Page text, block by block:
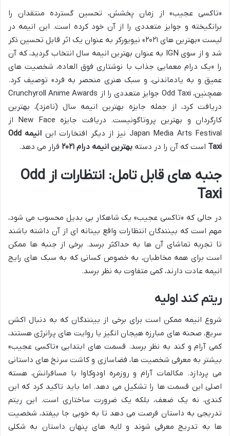
«تاکسی عجیب» از زمان پخشش، تحسین گسترده منتقدان را
برانگیخته و جوایز متعددی را از آن خود کرده است. این انیمه در
لیست «بهترین های ۲۰۲۱» نیویورکر به عنوان یک اثر قابل تحسین ذکر
شد و از سوی IGN به عنوان بهترین انیمه سال انتخاب گردید، که آن
را «یک درام معمایی جذاب با نوشتاری فوق العاده، شخصیت های
عمیق و به یادماندنی، و سبک هنری منحصر به فرد» توصیف کرد.
همچنین، Odd Taxi جوایز متعددی را از Crunchyroll Anime Awards
دریافت کرد، از جمله جایزه بهترین انیمه سال (نامزد)، بهترین
کارگردان و بهترین پروتاگونیست. دریافت جایزه New Face از
Japan Media Arts Festival نیز از دیگر افتخارات این
انیمه Odd
Taxi است که آن را در دسته بهترین انیمه درام ۲۰۲۱ قرار می دهد.
جنبه های قابل تامل: انتظارات از Odd
Taxi
در حالی که «تاکسی عجیب» یک شاهکار بی بدیل محسوب می شود،
مهم است که بینندگان انتظارات واقع بینانه ای از آن داشته باشند
تا تجربه تماشای آن ها به حداکثر برسد. برخی از جنبه ها ممکن
است برای همه مخاطبان، به خصوص کسانی که به سبک های رایج
انیمه عادت دارند، کمی متفاوت به نظر برسد.
ریتم کند اولیه
شروع انیمه ممکن است برای برخی از بینندگان که به دنبال اکشن
سریع، صحنه های مبارزه هیجان انگیز یا روایت های پرانرژی هستند،
کمی آرام و کند به نظر برسد. قسمت های ابتدایی «تاکسی عجیب»
بیشتر به معرفی شخصیت ها، فضاسازی و کاشت سرنخ های داستانی
می پردازد. مکالمات آرام و روزمره اودوکاوا با مسافرانش، هسته
اصلی این قسمت ها را تشکیل می دهد. اما باید تاکید کرد که این
کندی، نه یک ضعف، بلکه یک ضرورت ساختاری است. این ریتم
تدریجی به داستان فرصت می دهد تا به خوبی جا بیفتد، شخصیت
ها به تدریج معرفی شوند و لایه های پنهان داستان به شکلی